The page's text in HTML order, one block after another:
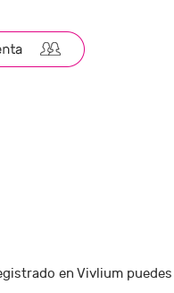
en Vivlium